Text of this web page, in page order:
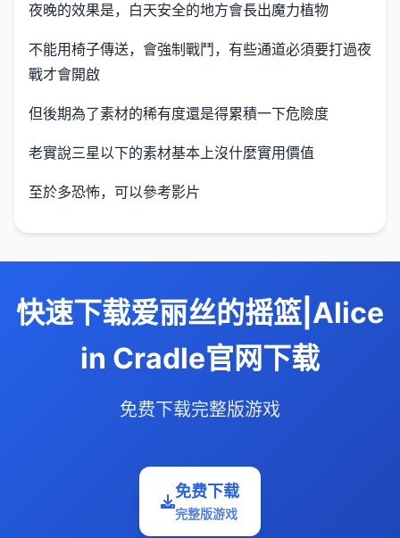
夜晚的效果是，白天安全的地方會長出魔力植物
不能用椅子傳送，會強制戰鬥，有些通道必須要打過夜
戰才會開啟
但後期為了素材的稀有度還是得累積一下危險度
老實說三星以下的素材基本上沒什麼實用價值
至於多恐怖，可以參考影片
快速下载爱丽丝的摇篮|Alice
in Cradle官网下载
免费下载完整版游戏
免费下载
完整版游戏